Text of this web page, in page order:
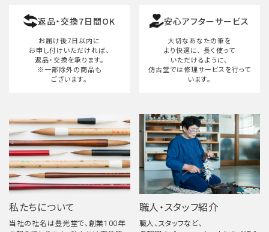
返品・交換7日間OK
お届け後7日以内に
お申し付けいただければ、
返品・交換を承ります。
※一部除外の商品も
ございます。
安心アフターサービス
大切なあなたの筆を
より快適に、 長く使って
いただけるように、
仿古堂では修理サービスを行って
います。
私たちについて
当社の社名は豊光堂で、創業100年
職人・スタッフ紹介
職人、スタッフなど、